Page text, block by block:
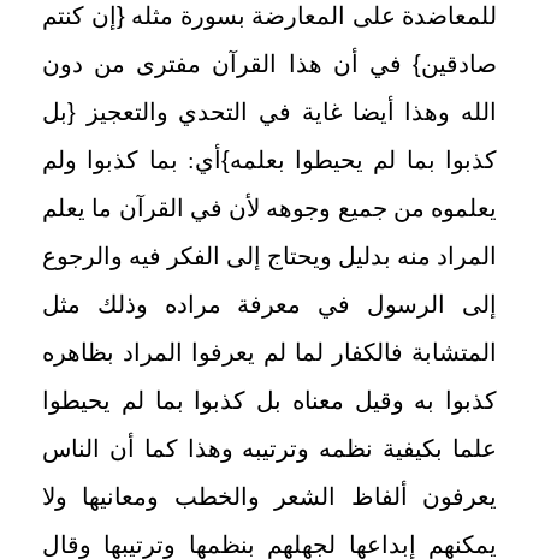
للمعاضدة على المعارضة بسورة مثله{ إن كنتم
صادقين} في أن هذا القرآن مفترى من دون
الله وهذا أيضا غاية في التحدي والتعجيز {بل
كذبوا بما لم يحيطوا بعلمه} أي: بما كذبوا ولم
يعلموه من جميع وجوهه لأن في القرآن ما يعلم
المراد منه بدليل ويحتاج إلى الفكر فيه والرجوع
إلى الرسول في معرفة مراده وذلك مثل
المتشابة فالكفار لما لم يعرفوا المراد بظاهره
كذبوا به وقيل معناه بل كذبوا بما لم يحيطوا
علما بكيفية نظمه وترتيبه وهذا كما أن الناس
يعرفون ألفاظ الشعر والخطب ومعانيها ولا
يمكنهم إبداعها لجهلهم بنظمها وترتيبها وقال